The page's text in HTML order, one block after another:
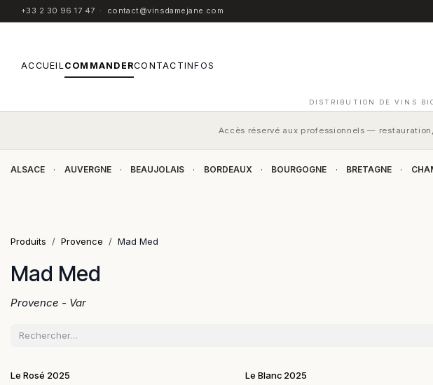
+33 2 30 96 17 47 · contact@vinsdamejane.com
ACCUEILCOMMANDERCONTACTINFOS
DISTRIBUTION DE VINS
Accès réservé aux professionnels —
ALSACE · AUVERGNE · BEAUJOLAIS · BORDEAUX · BOURGOGNE · BRETAGNE ·
Produits Provence Mad Med
Mad Med
Provence - Var
Le Rosé 2025 Le Blanc 2025